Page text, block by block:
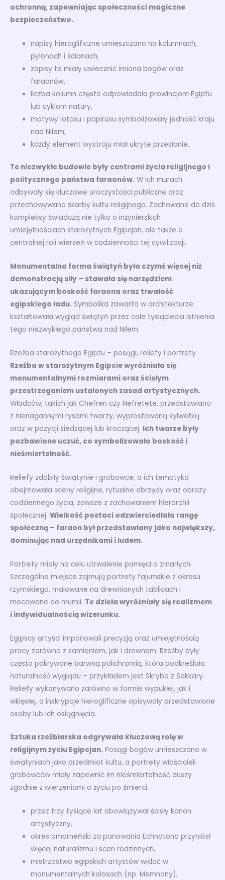
ochronną, zapewniając społeczności magiczne
bezpieczeństwo.
napisy hieroglificzne umieszczano na kolumnach,
pylonach i ścianach,
zapisy te miały uwiecznić imiona bogów oraz
faraonów,
liczba kolumn często odpowiadała prowincjom Egiptu
lub cyklom natury,
motywy lotosu i papirusu symbolizowały jedność kraju
nad Nilem,
każdy element wystroju miał ukryte przesłanie.
Te niezwykłe budowle były centrami życia religijnego i
politycznego państwa faraonów. W ich murach
odbywały się kluczowe uroczystości publiczne oraz
przechowywano skarby kultu religijnego. Zachowane do dziś
kompleksy świadczą nie tylko o inżynierskich
umiejętnościach starożytnych Egipcjan, ale także o
centralnej roli wierzeń w codzienności tej cywilizacji.
Monumentalna forma świątyń była czymś więcej niż
demonstracją siły – stawała się narzędziem
ukazującym boskość faraona oraz trwałość
egipskiego ładu. Symbolika zawarta w architekturze
kształtowała wygląd świątyń przez całe tysiąclecia istnienia
tego niezwykłego państwa nad Nilem.
Rzeźba starożytnego Egiptu – posągi, reliefy i portrety
Rzeźba w starożytnym Egipcie wyróżniała się
monumentalnymi rozmiarami oraz ścisłym
przestrzeganiem ustalonych zasad artystycznych.
Władców, takich jak Chefren czy Nefretete, przedstawiano
z nienagannymi rysami twarzy, wyprostowaną sylwetką
oraz w pozycji siedzącej lub kroczącej. Ich twarze były
pozbawione uczuć, co symbolizowało boskość i
nieśmiertelność.
Reliefy zdobiły świątynie i grobowce, a ich tematyka
obejmowała sceny religijne, rytualne obrzędy oraz obrazy
codziennego życia, zawsze z zachowaniem hierarchii
społecznej. Wielkość postaci odzwierciedlała rangę
społeczną – faraon był przedstawiany jako największy,
dominując nad urzędnikami i ludem.
Portrety miały na celu utrwalenie pamięci o zmarłych.
Szczególne miejsce zajmują portrety fajumskie z okresu
rzymskiego, malowane na drewnianych tablicach i
mocowane do mumii. Te dzieła wyróżniały się realizmem
i indywidualnością wizerunku.
Egipscy artyści imponowali precyzją oraz umiejętnością
pracy zarówno z kamieniem, jak i drewnem. Rzeźby były
często pokrywane barwną polichromią, która podkreślała
naturalność wyglądu – przykładem jest Skryba z Sakkary.
Reliefy wykonywano zarówno w formie wypukłej, jak i
wklęsłej, a inskrypcje hieroglificzne opisywały przedstawione
osoby lub ich osiągnięcia.
Sztuka rzeźbiarska odgrywała kluczową rolę w
religijnym życiu Egipcjan. Posągi bogów umieszczano w
świątyniach jako przedmiot kultu, a portrety właścicieli
grobowców miały zapewnić im nieśmiertelność duszy
zgodnie z wierzeniami o życiu po śmierci.
przez trzy tysiące lat obowiązywał ścisły kanon
artystyczny,
okres amarneński za panowania Echnatona przyniósł
więcej naturalizmu i scen rodzinnych,
mistrzostwo egipskich artystów widać w
monumentalnych kolosach (np. Memnony),